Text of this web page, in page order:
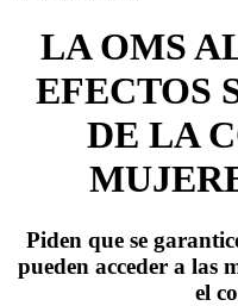
LA OMS
EFECTOS
DE LA
Piden que se
pueden acceder a las
el